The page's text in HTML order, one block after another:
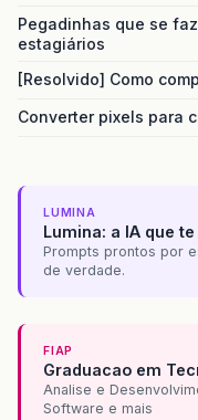
Pegadinhas que se
estagiários
[Resolvido] Como
Converter pixels para
LUMINA
Lumina: a IA que
Prompts prontos por
de verdade.
FIAP
Graduacao em
Analise e
Software e mais